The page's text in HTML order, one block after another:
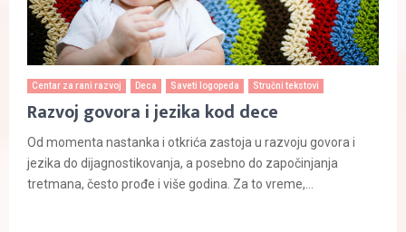
Centar za rani razvoj Deca Saveti logopeda Stručni tekstovi
Razvoj govora i jezika kod dece
Od momenta nastanka i otkrića zastoja u razvoju govora i
jezika do dijagnostikovanja, a posebno do započinjanja
tretmana, često prođe i više godina. Za to vreme,...